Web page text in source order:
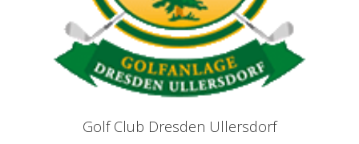
Golf Club Dresden Ullersdorf